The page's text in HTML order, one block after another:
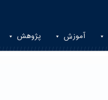
آموزش پژوهش